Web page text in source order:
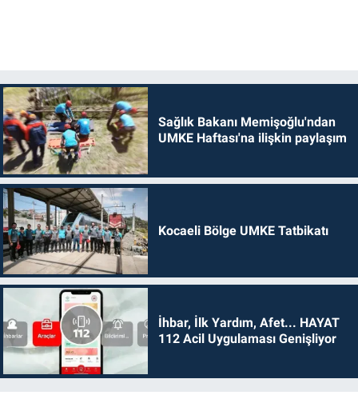
Sağlık Bakanı Memişoğlu'ndan
UMKE Haftası'na ilişkin paylaşım
Kocaeli Bölge UMKE Tatbikatı
İhbar, İlk Yardım, Afet... HAYAT
112 Acil Uygulaması Genişliyor